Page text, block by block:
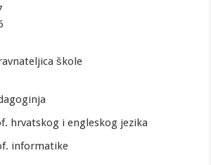
škole
hrvatskog i engleskog jezika
informatike